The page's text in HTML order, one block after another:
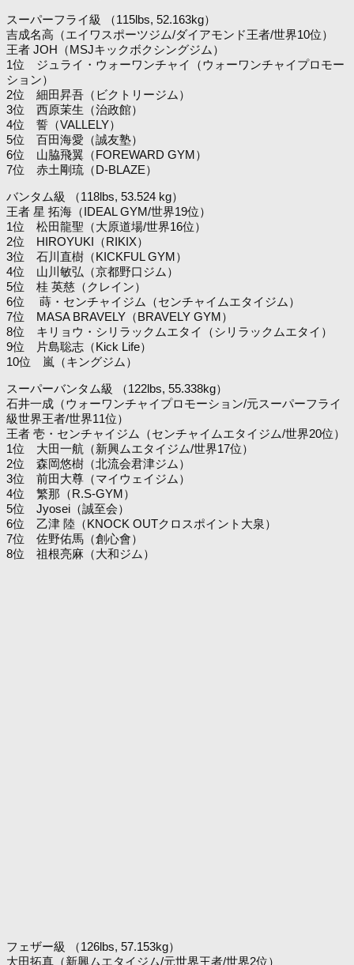
スーパーフライ級 （115lbs, 52.163kg）
吉成名高（エイワスポーツジム/ダイアモンド王者/世界10位）
王者 JOH（MSJキックボクシングジム）
1位 ジュライ・ウォーワンチャイ（ウォーワンチャイプロモー
ション）
2位 細田昇吾（ビクトリージム）
3位 西原茉生（治政館）
4位 誓（VALLELY）
5位 百田海愛（誠友塾）
6位 山脇飛翼（FOREWARD GYM）
7位 赤土剛琉（D-BLAZE）
バンタム級 （118lbs, 53.524 kg）
王者 星 拓海（IDEAL GYM/世界19位）
1位 松田龍聖（大原道場/世界16位）
2位 HIROYUKI（RIKIX）
3位 石川直樹（KICKFUL GYM）
4位 山川敏弘（京都野口ジム）
5位 桂 英慈（クレイン）
6位 蒔・センチャイジム（センチャイムエタイジム）
7位 MASA BRAVELY（BRAVELY GYM）
8位 キリョウ・シリラックムエタイ（シリラックムエタイ）
9位 片島聡志（Kick Life）
10位 嵐（キングジム）
スーパーバンタム級 （122lbs, 55.338kg）
石井一成（ウォーワンチャイプロモーション/元スーパーフライ
級世界王者/世界11位）
王者 壱・センチャイジム（センチャイムエタイジム/世界20位）
1位 大田一航（新興ムエタイジム/世界17位）
2位 森岡悠樹（北流会君津ジム）
3位 前田大尊（マイウェイジム）
4位 繁那（R.S-GYM）
5位 Jyosei（誠至会）
6位 乙津 陸（KNOCK OUTクロスポイント大泉）
7位 佐野佑馬（創心會）
8位 祖根亮麻（大和ジム）
フェザー級 （126lbs, 57.153kg）
大田拓真（新興ムエタイジム/元世界王者/世界2位）